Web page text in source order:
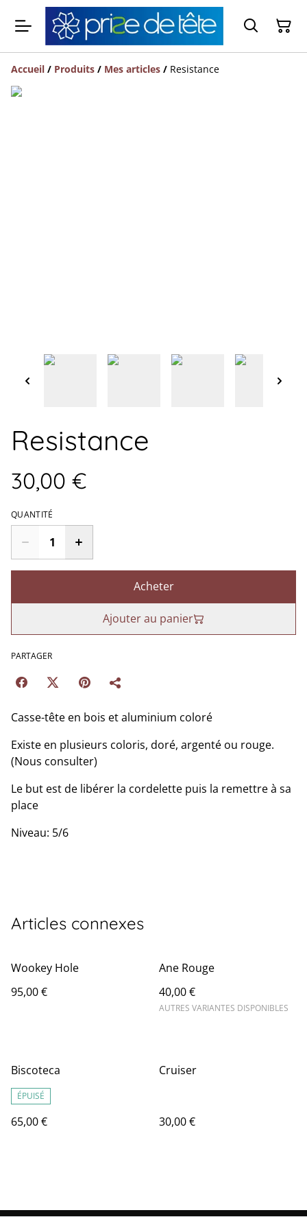
Accueil / Produits / Mes articles / Resistance
Resistance
30,00 €
QUANTITÉ
Acheter
Ajouter au panier
PARTAGER
Casse-tête en bois et aluminium coloré
Existe en plusieurs coloris, doré, argenté ou rouge.
(Nous consulter)
Le but est de libérer la cordelette puis la remettre à sa
place
Niveau: 5/6
Articles connexes
Wookey Hole
95,00 €
Ane Rouge
40,00 €
AUTRES VARIANTES DISPONIBLES
Biscoteca
ÉPUISÉ
65,00 €
Cruiser
30,00 €